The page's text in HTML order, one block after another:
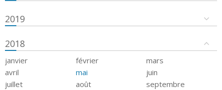
2019
2018
janvier février
mars
avril
mai
juin
juillet
août
septembre